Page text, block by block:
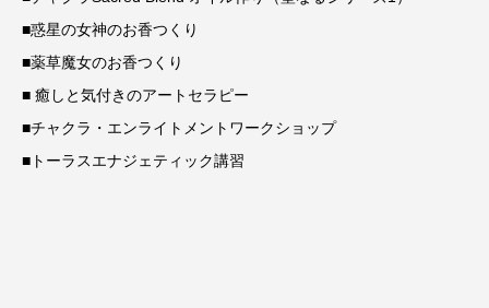
■惑星の女神のお香つくり
■薬草魔女のお香つくり
■ 癒しと気付きのアートセラピー
■チャクラ・エンライトメントワークショップ
■トーラスエナジェティック講習